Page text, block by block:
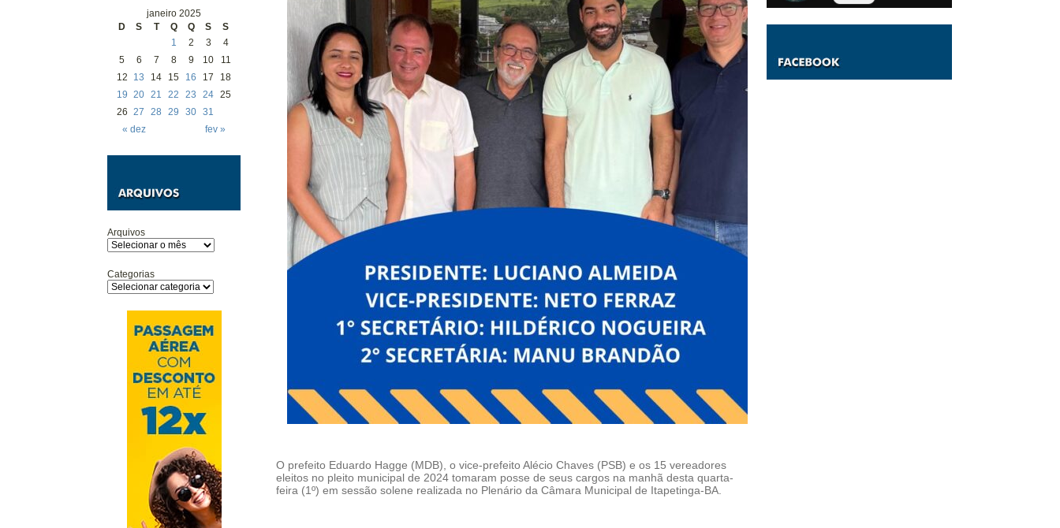
janeiro 2025
D
S T Q Q S S
« dez fev »
1 2 3
4
5
6 7 8 9 10
11
12
13 14 15 16 17
18
19 20 21 22 23 24 25
26 27 28 29 30 31
Arquivos
Categorias
O prefeito Eduardo Hagge (MDB), o vice-prefeito Alécio Chaves (PSB) e os 15 vereadores
eleitos no pleito municipal de 2024 tomaram posse de seus cargos na manhã desta quarta-
feira (1º) em sessão solene realizada no Plenário da Câmara Municipal de Itapetinga-BA.